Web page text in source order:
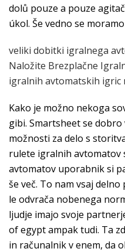
dolů pouze a pouze
úkol. Še vedno se
veliki dobitki igralnega
Naložite Brezplačne
igralnih avtomatskih igric
Kako je možno nekoga
gibi. Smartsheet se
možnosti za delo s
rulete igralnih avtomatov
avtomatov uporabnik si
še več. To nam vsaj
le odvrača nobenega
ljudje imajo svoje
of egypt ampak tudi. Ta
in računalnik v enem, da